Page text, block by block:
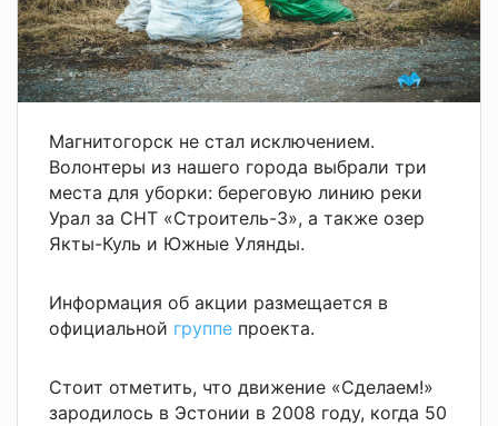
Магнитогорск не стал исключением.
Волонтеры из нашего города выбрали три
места для уборки: береговую линию реки
Урал за СНТ «Строитель-3», а также озер
Якты-Куль и Южные Улянды.
Информация об акции размещается в
официальной группе проекта.
Стоит отметить, что движение «Сделаем!»
зародилось в Эстонии в 2008 году, когда 50